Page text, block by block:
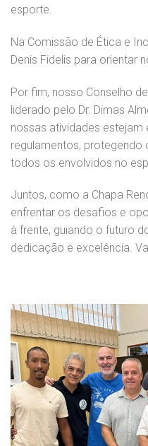
esporte.
Na Comissão de Ética e
Denis Fidelis para orientar
Por fim, nosso Conselho
liderado pelo Dr. Dimas
nossas atividades
regulamentos, protegendo
todos os envolvidos no
Juntos, como a Chapa
enfrentar os desafios e
à frente, guiando o futuro
dedicação e excelência.